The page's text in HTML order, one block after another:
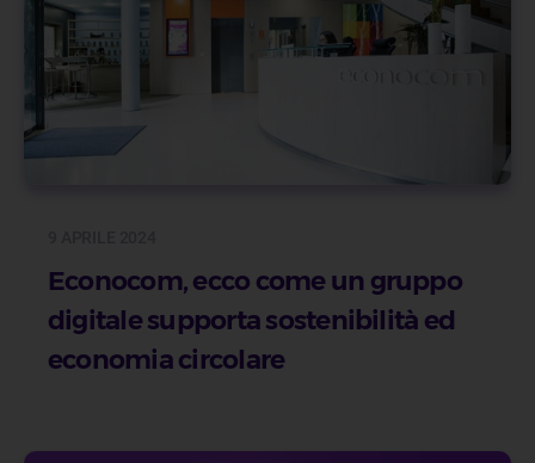
Econocom, ecco come un gruppo
digitale supporta sostenibilità ed
economia circolare